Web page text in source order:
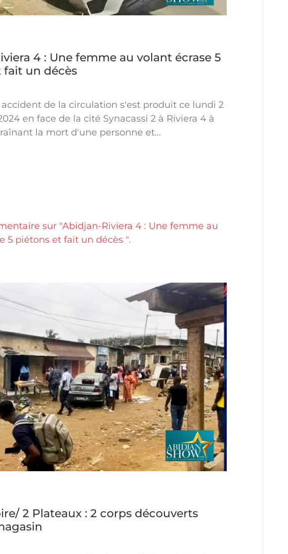
4 : Une femme au volant écrase 5
fait un décès
de la circulation s'est produit ce lundi 2
en face de la cité Synacassi 2 à Riviera 4 à
la mort d'une personne et...
sur "Abidjan-Riviera 4 : Une femme au
5 piétons et fait un décès ".
2 Plateaux : 2 corps découverts